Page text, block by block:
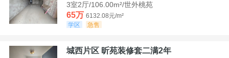
3室2厅/106.00m²/世外桃苑
65万 6132.08元/m²
学区
急售
城西片区 昕苑装修套二满2年